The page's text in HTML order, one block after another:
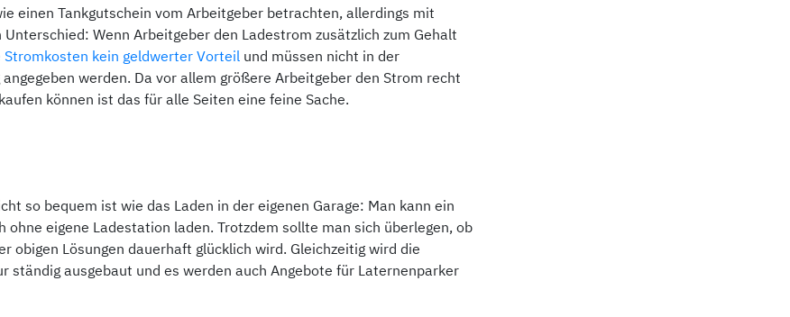
einen Tankgutschein vom Arbeitgeber betrachten, allerdings mit
Wenn Arbeitgeber den Ladestrom zusätzlich zum Gehalt
Stromkosten kein geldwerter Vorteil und müssen nicht in der
werden. Da vor allem größere Arbeitgeber den Strom recht
können ist das für alle Seiten eine feine Sache.
so bequem ist wie das Laden in der eigenen Garage: Man kann ein
ohne eigene Ladestation laden. Trotzdem sollte man sich überlegen, ob
obigen Lösungen dauerhaft glücklich wird. Gleichzeitig wird die
ständig ausgebaut und es werden auch Angebote für Laternenparker